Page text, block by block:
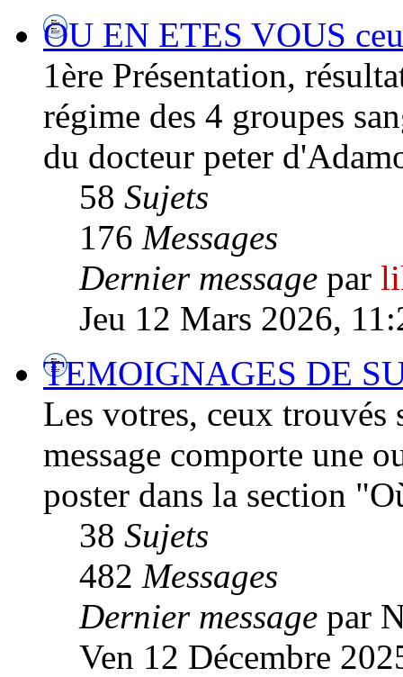
OU EN ETES VOUS
1ère Présentation,
régime des 4 groupes
du docteur peter
58 Sujets
176 Messages
Dernier message par
Jeu 12 Mars 2026,
TEMOIGNAGES DE
Les votres, ceux
message comporte une
poster dans la section
38 Sujets
482 Messages
Dernier message par
Ven 12 Décembre